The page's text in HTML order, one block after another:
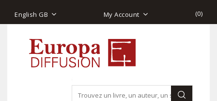
English GB My Account (0)